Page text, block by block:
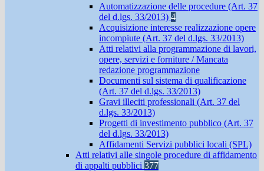
Automatizzazione delle procedure (Art. 37
del d.lgs. 33/2013) 4
Acquisizione interesse realizzazione opere
incompiute (Art. 37 del d.lgs. 33/2013)
Atti relativi alla programmazione di lavori,
opere, servizi e forniture / Mancata
redazione programmazione
Documenti sul sistema di qualificazione
(Art. 37 del d.lgs. 33/2013)
Gravi illeciti professionali (Art. 37 del
d.lgs. 33/2013)
Progetti di investimento pubblico (Art. 37
del d.lgs. 33/2013)
Affidamenti Servizi pubblici locali (SPL)
Atti relativi alle singole procedure di affidamento
di appalti pubblici 377